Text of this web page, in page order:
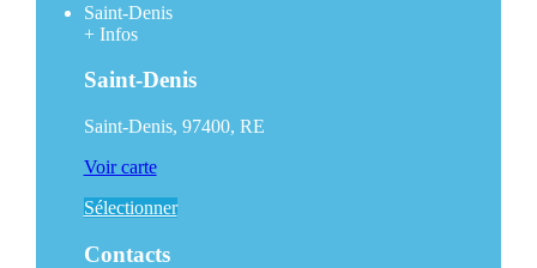
Saint-Denis
+Infos
Saint-Denis
Saint-Denis, 97400, RE
Voir carte
Sélectionner
Contacts